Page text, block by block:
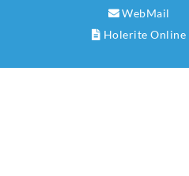
WebMail
Holerite Online